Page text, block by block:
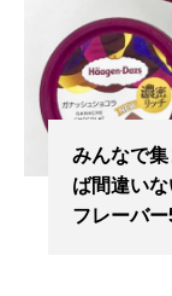
みんなで
ば間違い
フレーバー